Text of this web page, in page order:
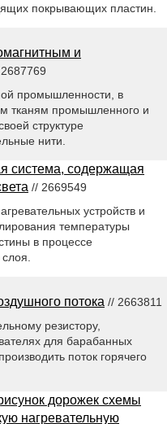
покрывающих пластин.
и
промышленности, в
тканям промышленного и
структуре
нити.
система, содержащая
// 2669549
устройств и
температуры
в процессе
потока // 2663811
резистору,
для барабанных
поток горячего
дорожек схемы
нагревательную